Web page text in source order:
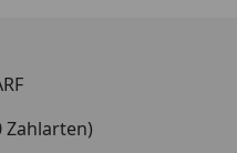
Zahlarten)